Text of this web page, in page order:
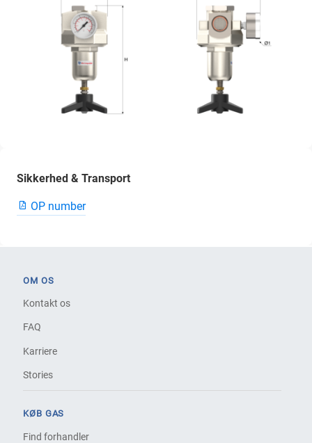
Sikkerhed & Transport
OP number
OM OS
Kontakt os
FAQ
Karriere
Stories
KØB GAS
Find forhandler